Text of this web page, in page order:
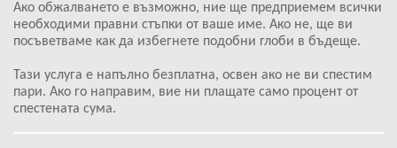
Ако обжалването е възможно, ние ще предприемем всички
необходими правни стъпки от ваше име. Ако не, ще ви
посъветваме как да избегнете подобни глоби в бъдеще.
Тази услуга е напълно безплатна, освен ако не ви спестим
пари. Ако го направим, вие ни плащате само процент от
спестената сума.